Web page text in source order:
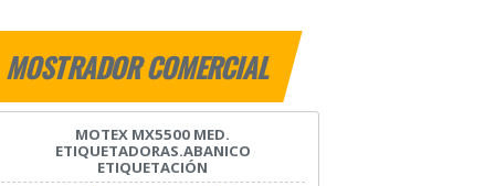
MOSTRADOR COMERCIAL
MOTEX MX5500 MED.
ETIQUETADORAS.ABANICO
ETIQUETACIÓN